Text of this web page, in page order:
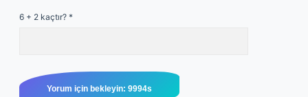
6 + 2 kaçtır? *